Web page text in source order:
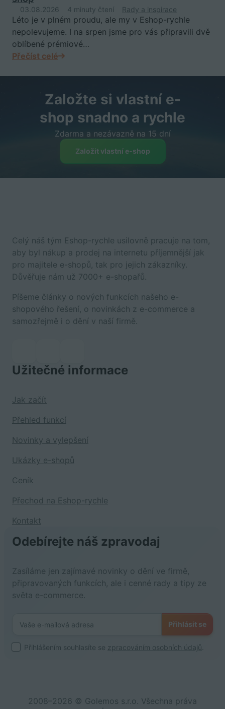
03.08.2026 4 minuty čtení Rady a inspirace
Léto je v plném proudu, ale my v Eshop-rychle
nepolevujeme. I na srpen jsme pro vás připravili dvě
oblíbené prémiové…
Přečíst celé
Založte si vlastní e-
shop snadno a rychle
Zdarma a nezávazně na 15 dní
Založit vlastní e-shop
Celý náš tým Eshop-rychle usilovně pracuje na tom,
aby byl nákup a prodej na internetu příjemnější jak
pro majitele e-shopů, tak pro jejich zákazníky.
Důvěřuje nám už 7000+ e-shopařů.
Píšeme články o nových funkcích našeho e-
shopového řešení, o novinkách z e-commerce a
samozřejmě i o dění v naší firmě.
Užitečné informace
Jak začít
Přehled funkcí
Novinky a vylepšení
Ukázky e-shopů
Ceník
Přechod na Eshop-rychle
Kontakt
Odebírejte náš zpravodaj
Zasíláme jen zajímavé novinky o dění ve firmě,
připravovaných funkcích, ale i cenné rady a tipy ze
světa e-commerce.
Přihlásit se
Přihlášením souhlasíte se zpracováním osobních údajů
2008–2026 © Golemos s.r.o. Všechna práva